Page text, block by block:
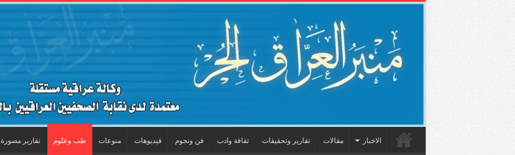
الاخبار مقالات تقارير وتحقيقات ثقافة وادب فن ونجوم فيديوهات منوعات طب وعلوم تقارير مصورة